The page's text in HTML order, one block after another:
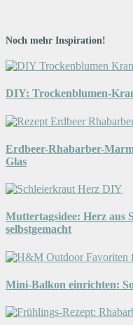
Noch mehr Inspiration!
DIY: Trockenblumen-
Erdbeer-Rhabarber-
Glas
Muttertagsidee: Herz aus
selbstgemacht
Mini-Balkon einrichten: